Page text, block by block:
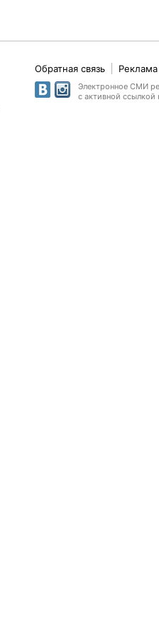
Обратная связь
Электронное СМИ
с активной ссылкой